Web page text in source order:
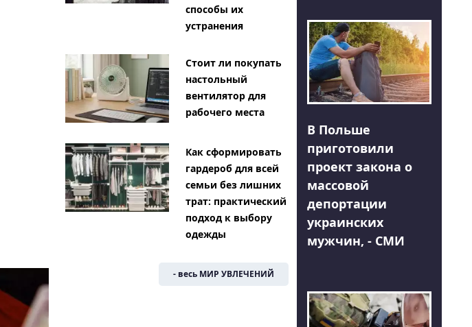
способы их
устранения
Стоит ли покупать
настольный
вентилятор для
рабочего места
Как сформировать
гардероб для всей
семьи без лишних
трат: практический
подход к выбору
одежды
- весь МИР УВЛЕЧЕНИЙ
В Польше
приготовили
проект закона о
массовой
депортации
украинских
мужчин, - СМИ